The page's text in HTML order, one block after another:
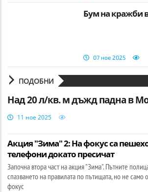
Бум на кражби
07 ное 2025
ПОДОБНИ
Над 20 л/кв. м дъжд падна в
11 ное 2025
Акция "Зима" 2: На фокус са
телефони докато пресичат
Започна втора част на акция "Зима". Пътните
спазването на правилата по пътищата, но не само
фокус